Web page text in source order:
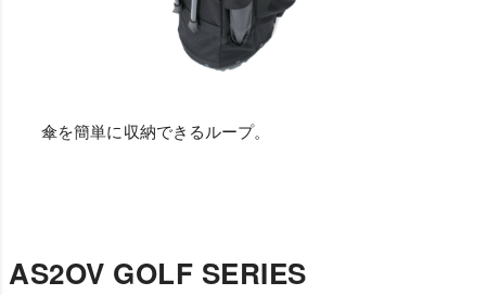
傘を簡単に収納できるループ。
AS2OV GOLF SERIES